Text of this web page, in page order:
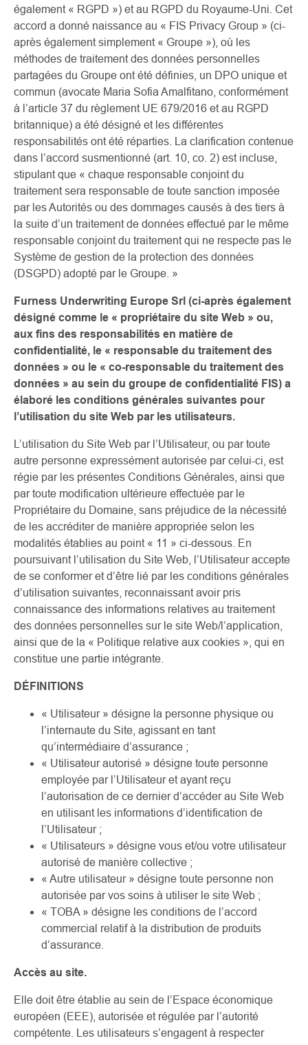
également « RGPD ») et au RGPD du Royaume-Uni. Cet
accord a donné naissance au « FIS Privacy Group » (ci-
après également simplement « Groupe »), où les
méthodes de traitement des données personnelles
partagées du Groupe ont été définies, un DPO unique et
commun (avocate Maria Sofia Amalfitano, conformément
à l’article 37 du règlement UE 679/2016 et au RGPD
britannique) a été désigné et les différentes
responsabilités ont été réparties. La clarification contenue
dans l’accord susmentionné (art. 10, co. 2) est incluse,
stipulant que « chaque responsable conjoint du
traitement sera responsable de toute sanction imposée
par les Autorités ou des dommages causés à des tiers à
la suite d’un traitement de données effectué par le même
responsable conjoint du traitement qui ne respecte pas le
Système de gestion de la protection des données
(DSGPD) adopté par le Groupe. »
Furness Underwriting Europe Srl (ci-après également
désigné comme le « propriétaire du site Web » ou,
aux fins des responsabilités en matière de
confidentialité, le « responsable du traitement des
données » ou le « co-responsable du traitement des
données » au sein du groupe de confidentialité FIS) a
élaboré les conditions générales suivantes pour
l’utilisation du site Web par les utilisateurs.
L’utilisation du Site Web par l’Utilisateur, ou par toute
autre personne expressément autorisée par celui-ci, est
régie par les présentes Conditions Générales, ainsi que
par toute modification ultérieure effectuée par le
Propriétaire du Domaine, sans préjudice de la nécessité
de les accréditer de manière appropriée selon les
modalités établies au point « 11 » ci-dessous. En
poursuivant l’utilisation du Site Web, l’Utilisateur accepte
de se conformer et d’être lié par les conditions générales
d’utilisation suivantes, reconnaissant avoir pris
connaissance des informations relatives au traitement
des données personnelles sur le site Web/l’application,
ainsi que de la « Politique relative aux cookies », qui en
constitue une partie intégrante.
DÉFINITIONS
« Utilisateur » désigne la personne physique ou
l’internaute du Site, agissant en tant
qu’intermédiaire d’assurance ;
« Utilisateur autorisé » désigne toute personne
employée par l’Utilisateur et ayant reçu
l’autorisation de ce dernier d’accéder au Site Web
en utilisant les informations d’identification de
l’Utilisateur ;
« Utilisateurs » désigne vous et/ou votre utilisateur
autorisé de manière collective ;
« Autre utilisateur » désigne toute personne non
autorisée par vos soins à utiliser le site Web ;
« TOBA » désigne les conditions de l’accord
commercial relatif à la distribution de produits
d’assurance.
Accès au site.
Elle doit être établie au sein de l’Espace économique
européen (EEE), autorisée et régulée par l’autorité
compétente. Les utilisateurs s’engagent à respecter